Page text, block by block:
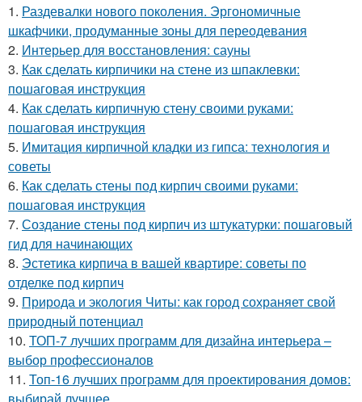
1. Раздевалки нового поколения. Эргономичные
шкафчики, продуманные зоны для переодевания
2. Интерьер для восстановления: сауны
3. Как сделать кирпичики на стене из шпаклевки:
пошаговая инструкция
4. Как сделать кирпичную стену своими руками:
пошаговая инструкция
5. Имитация кирпичной кладки из гипса: технология и
советы
6. Как сделать стены под кирпич своими руками:
пошаговая инструкция
7. Создание стены под кирпич из штукатурки: пошаговый
гид для начинающих
8. Эстетика кирпича в вашей квартире: советы по
отделке под кирпич
9. Природа и экология Читы: как город сохраняет свой
природный потенциал
10. ТОП-7 лучших программ для дизайна интерьера –
выбор профессионалов
11. Топ-16 лучших программ для проектирования домов:
выбирай лучшее